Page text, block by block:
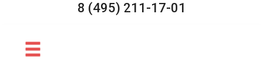
8 (495) 211-17-01